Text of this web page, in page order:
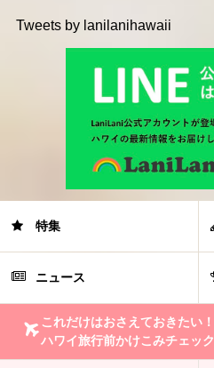
Tweets by lanilanihawaii
特集
ニュース
これだけはおさえておきたい！
ハワイ旅行前かけこみチェック